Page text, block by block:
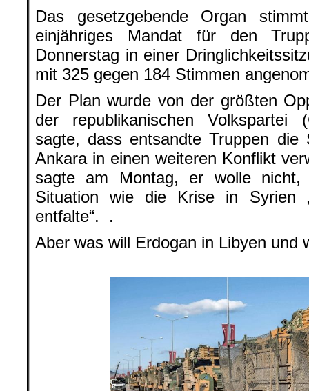
Das gesetzgebende Organ
einjähriges Mandat für den
Donnerstag in einer
mit 325 gegen 184 Stimmen
Der Plan wurde von der größten
der republikanischen Volkspartei
sagte, dass entsandte Truppen die
Ankara in einen weiteren Konflikt
sagte am Montag, er wolle
Situation wie die Krise in Syrien
entfalte“. .
Aber was will Erdogan in Libyen und